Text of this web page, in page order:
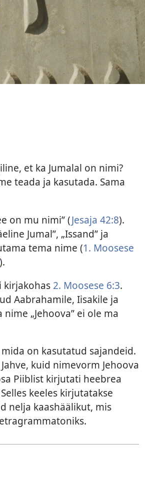
et ka Jumalal on nimi?
teada ja kasutada. Sama
on mu nimi” (Jesaja 42:8).
Jumal”, „Issand” ja
tema nime (1. Moosese
).
kirjakohas 2. Moosese 6:3.
Aabrahamile, Iisakile ja
„Jehoova” ei ole ma
on kasutatud sajandeid.
kuid nimevorm Jehoova
Piiblist kirjutati heebrea
keeles kirjutatakse